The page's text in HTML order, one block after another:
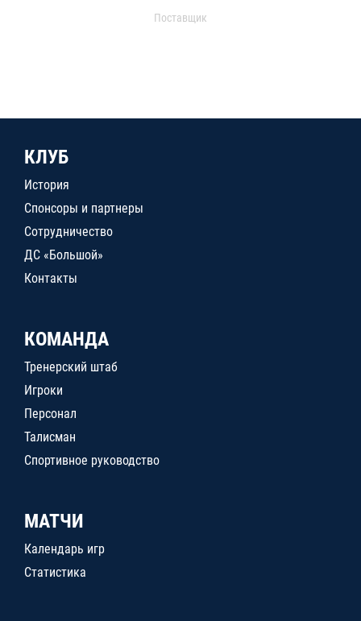
Поставщик
КЛУБ
История
Спонсоры и партнеры
Сотрудничество
ДС «Большой»
Контакты
КОМАНДА
Тренерский штаб
Игроки
Персонал
Талисман
Спортивное руководство
МАТЧИ
Календарь игр
Статистика